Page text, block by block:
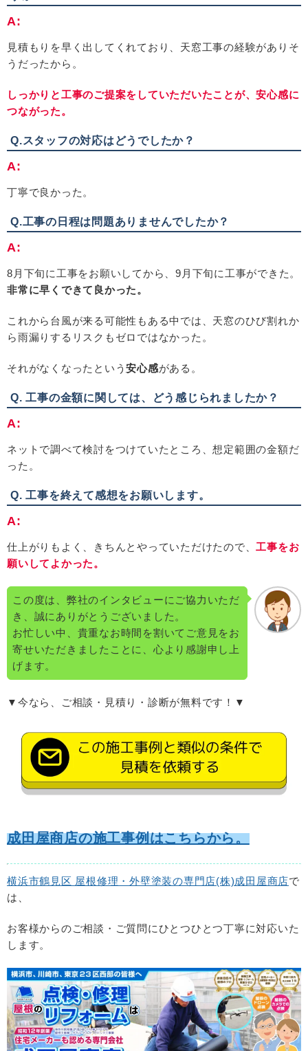
A:
見積もりを早く出してくれており、天窓工事の経験がありそ
うだったから。
しっかりと工事のご提案をしていただいたことが、安心感に
つながった。
Q.スタッフの対応はどうでしたか？
A:
丁寧で良かった。
Q.工事の日程は問題ありませんでしたか？
A:
8月下旬に工事をお願いしてから、 9 月下旬に工事ができた。
非常に早くできて良かった。
これから台風が来る可能性もある中では、天窓のひび割れか
ら雨漏りするリスクもゼロではなかった。
それがなくなったという安心感がある。
Q. 工事の金額に関しては、どう感じられましたか？
A:
ネットで調べて検討をつけていたところ、想定範囲の金額だ
った。
Q. 工事を終えて感想をお願いします。
A:
仕上がりもよく、きちんとやっていただけたので、工事をお
願いしてよかった。
この度は、弊社のインタビューにご協力いただ
き、誠にありがとうございました。
お忙しい中、貴重なお時間を割いてご意見をお
寄せいただきましたことに、心より感謝申し上
げます。
▼今なら、ご相談・見積り・診断が無料です！▼
成田屋商店の施工事例はこちらから。
横浜市鶴見区 屋根修理・外壁塗装の専門店(株)成田屋商店で
は、
お客様からのご相談・ご質問にひとつひとつ丁寧に対応いた
します。